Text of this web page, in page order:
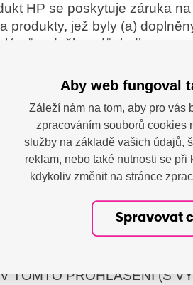
HP se poskytuje záruka
produkty, jež byly (a)
došlo v důsledku
prostředí, jež byly
používáním. Chcete-
popisem problému a
vadné produkty HP vám
STANOVENÉM MÍSTNÍMI
NEBO ÚSTNÍ, ZÁRUČNÍ
PŘEDPOKLÁDANÉ
S KVALITOU NEBO
MÍSTNÍMI ZÁKONY
ZA JAKÉKOLI
ZISKU ČI DAT), A TO I V
DELIKTU A TAKÉ
TOMTO PROHLÁŠENÍ (S
Aby web fungoval
Záleží nám na tom, aby pro vás
zpracováním souborů cookies
služby na základě vašich údajů,
reklam, nebo také nutnosti se
kdykoliv změnit na stránce
Spravovat